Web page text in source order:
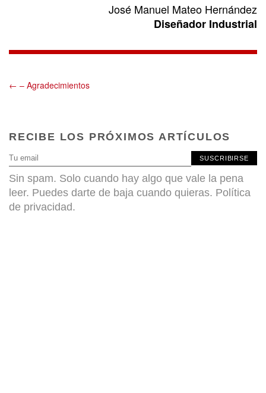
José Manuel Mateo Hernández
Diseñador Industrial
← – Agradecimientos
RECIBE LOS PRÓXIMOS ARTÍCULOS
SUSCRIBIRSE
Sin spam. Solo cuando hay algo que vale la pena
leer. Puedes darte de baja cuando quieras. Política
de privacidad.